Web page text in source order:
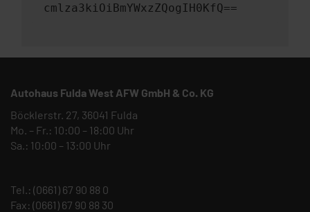
cmlza3kiOiBmYWxzZQogIH0KfQ==
Autohaus Fulda West AFW GmbH & Co. KG
Böcklerstr. 27, 36041 Fulda
Mo. – Fr.: 10:00 – 18:00 Uhr
Sa.: 10:00 – 13:00 Uhr
Tel.: (0661) 67 90 88 0
Fax: (0661) 67 90 88 30